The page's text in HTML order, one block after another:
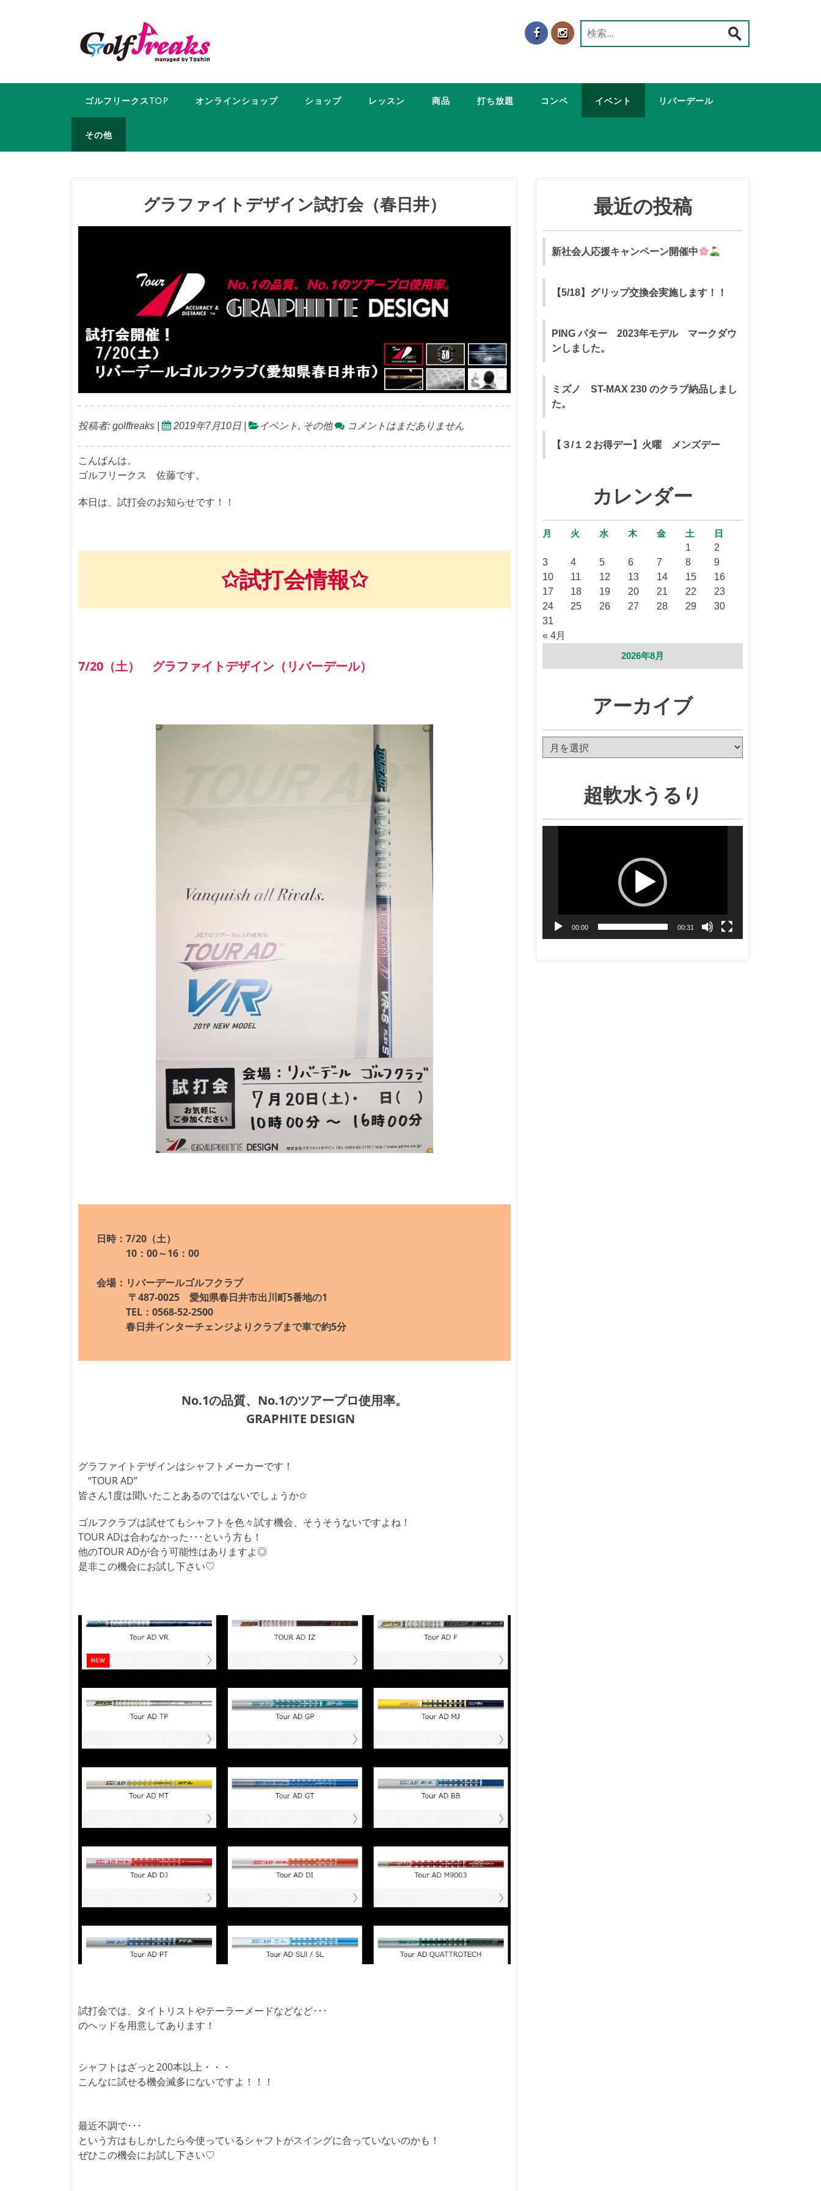
検
索:
ゴルフリークスTOP オンラインショップ ショップ レッスン 商品 打ち放題 コンペ イベント リバーデール
その他
グラファイトデザイン試打会（春日井）
投稿者: golffreaks 2019年7月10日 イベント , その他 コメントはまだありません
こんばんは。
ゴルフリークス 佐藤です。
本日は、試打会のお知らせです！！
✩試打会情報✩
7/20（土） グラファイトデザイン（リバーデール）
日時：7/20（土）
10：00～16：00
会場：リバーデールゴルフクラブ
〒487-0025 愛知県春日井市出川町5番地の1
TEL：0568-52-2500
春日井インターチェンジよりクラブまで車で約5分
No.1の品質、No.1のツアープロ使用率。
GRAPHITE DESIGN
グラファイトデザインはシャフトメーカーです！
“TOUR AD”
皆さん1度は聞いたことあるのではないでしょうか✩
ゴルフクラブは試せてもシャフトを色々試す機会、そうそうないですよね！
TOUR ADは合わなかった･･･という方も！
他のTOUR ADが合う可能性はありますよ◎
是非この機会にお試し下さい♡
試打会では、タイトリストやテーラーメードなどなど･･･
のヘッドを用意してあります！
シャフトはざっと200本以上・・・
こんなに試せる機会滅多にないですよ！！！
最近不調で･･･
という方はもしかしたら今使っているシャフトがスイングに合っていないのかも！
ぜひこの機会にお試し下さい♡
最近の投稿
新社会人応援キャンペーン開催中
【5/18】グリップ交換会実施します！！
PING パター 2023年モデル マークダウ
ンしました。
ミズノ ST-MAX 230 のクラブ納品しまし
た。
【３/１２お得デー】火曜 メンズデー
カレンダー
2026年8月
月 火 水 木 金 土 日
« 4月
1
2
3
4 5 6 7 8
9
10
11 12 13 14 15
16
17
18 19 20 21 22
23
24
25 26 27 28 29
30
31
アーカイブ
ー
超軟水うるり
00:00 00:31